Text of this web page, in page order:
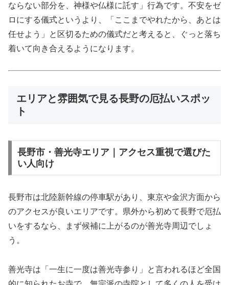
ならない部分を、神様や仏様に託す」行為です。不安をゼ
ロにする儀式というより、「ここまでやれたから、あとは
任せよう」と区切るための儀式だと考えると、ぐっと落ち
着いて向き合えるようになります。
エリアと雰囲気で見る長野の厄払いスポッ
ト
長野市・善光寺エリア｜アクセス重視で選びた
い人向け
長野市は北陸新幹線の停車駅があり、東京や金沢方面から
のアクセスが良いエリアです。県外から初めて長野で厄払
いをするなら、まず候補に上がるのが善光寺周辺でしょ
う。
善光寺は「一生に一度は善光寺参り」と言われるほど全国